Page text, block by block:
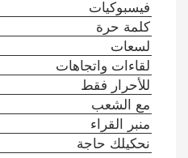
فيسبوكيات
كلمة حرة
لسعات
لقاءات واتجاهات
للأحرار فقط
مع الشعب
منبر القراء
نحكيلك حاجة